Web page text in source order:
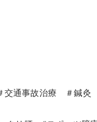
通事故治療 ＃鍼